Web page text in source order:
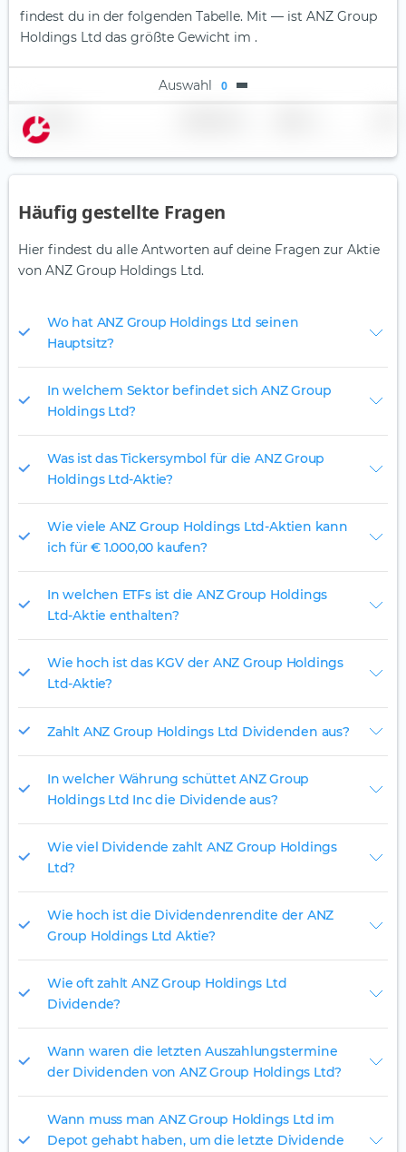
findest du in der folgenden Tabelle. Mit — ist ANZ Group
Holdings Ltd das größte Gewicht im .
Auswahl 0
Name
Häufig gestellte Fragen
Hier findest du alle Antworten auf deine Fragen zur Aktie
von ANZ Group Holdings Ltd.
Wo hat ANZ Group Holdings Ltd seinen
Hauptsitz?
In welchem Sektor befindet sich ANZ Group
Holdings Ltd?
Was ist das Tickersymbol für die ANZ Group
Holdings Ltd-Aktie?
Wie viele ANZ Group Holdings Ltd-Aktien kann
ich für € 1.000,00 kaufen?
In welchen ETFs ist die ANZ Group Holdings
Ltd-Aktie enthalten?
Wie hoch ist das KGV der ANZ Group Holdings
Ltd-Aktie?
Zahlt ANZ Group Holdings Ltd Dividenden aus?
In welcher Währung schüttet ANZ Group
Holdings Ltd Inc die Dividende aus?
Wie viel Dividende zahlt ANZ Group Holdings
Ltd?
Wie hoch ist die Dividendenrendite der ANZ
Group Holdings Ltd Aktie?
Wie oft zahlt ANZ Group Holdings Ltd
Dividende?
Wann waren die letzten Auszahlungstermine
der Dividenden von ANZ Group Holdings Ltd?
Wann muss man ANZ Group Holdings Ltd im
Depot gehabt haben, um die letzte Dividende